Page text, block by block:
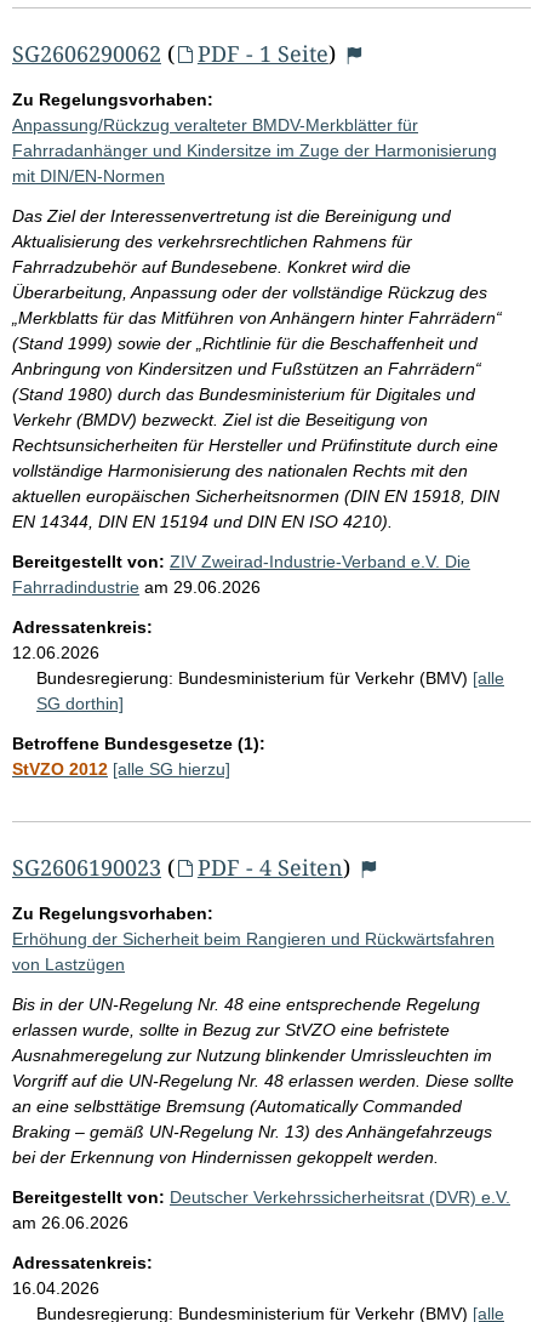
SG2606290062 ( PDF - 1 Seite)
Zu Regelungsvorhaben:
Anpassung/Rückzug veralteter BMDV-Merkblätter für
Fahrradanhänger und Kindersitze im Zuge der Harmonisierung
mit DIN/EN-Normen
Das Ziel der Interessenvertretung ist die Bereinigung und
Aktualisierung des verkehrsrechtlichen Rahmens für
Fahrradzubehör auf Bundesebene. Konkret wird die
Überarbeitung, Anpassung oder der vollständige Rückzug des
„Merkblatts für das Mitführen von Anhängern hinter Fahrrädern“
(Stand 1999) sowie der „Richtlinie für die Beschaffenheit und
Anbringung von Kindersitzen und Fußstützen an Fahrrädern“
(Stand 1980) durch das Bundesministerium für Digitales und
Verkehr (BMDV) bezweckt. Ziel ist die Beseitigung von
Rechtsunsicherheiten für Hersteller und Prüfinstitute durch eine
vollständige Harmonisierung des nationalen Rechts mit den
aktuellen europäischen Sicherheitsnormen (DIN EN 15918, DIN
EN 14344, DIN EN 15194 und DIN EN ISO 4210).
Bereitgestellt von: ZIV Zweirad-Industrie-Verband e.V. Die
Fahrradindustrie am 29.06.2026
Adressatenkreis:
12.06.2026
Bundesregierung: Bundesministerium für Verkehr (BMV) [alle
SG dorthin]
Betroffene Bundesgesetze (1):
StVZO 2012 [alle SG hierzu]
SG2606190023 ( PDF - 4 Seiten)
Zu Regelungsvorhaben:
Erhöhung der Sicherheit beim Rangieren und Rückwärtsfahren
von Lastzügen
Bis in der UN-Regelung Nr. 48 eine entsprechende Regelung
erlassen wurde, sollte in Bezug zur StVZO eine befristete
Ausnahmeregelung zur Nutzung blinkender Umrissleuchten im
Vorgriff auf die UN-Regelung Nr. 48 erlassen werden. Diese sollte
an eine selbsttätige Bremsung (Automatically Commanded
Braking – gemäß UN-Regelung Nr. 13) des Anhängefahrzeugs
bei der Erkennung von Hindernissen gekoppelt werden.
Bereitgestellt von: Deutscher Verkehrssicherheitsrat (DVR) e.V.
am 26.06.2026
Adressatenkreis:
16.04.2026
Bundesregierung: Bundesministerium für Verkehr (BMV) [alle